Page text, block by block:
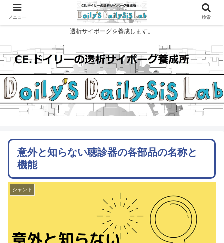
透析サイボーグを養成します。
意外と知らない聴診器の各部品の名称と
機能
シャント
メニュー 検索